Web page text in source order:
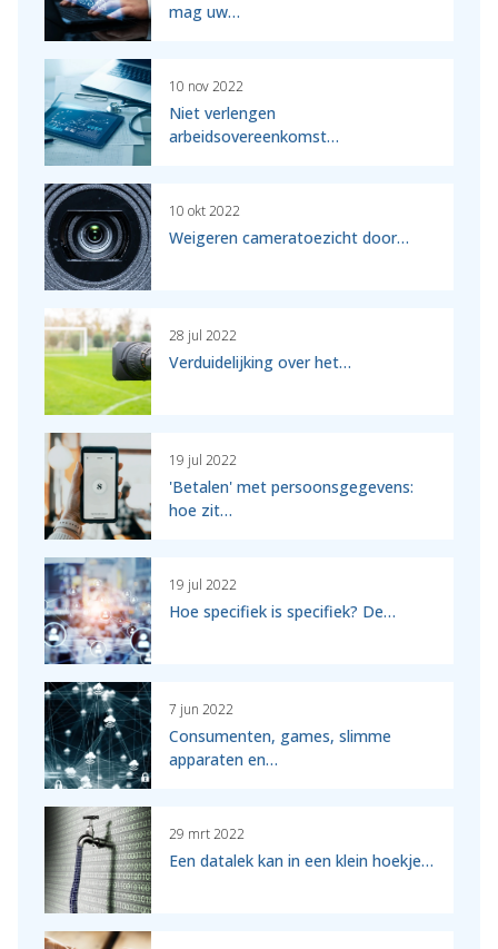
mag uw…
10 nov 2022
Niet verlengen
arbeidsovereenkomst…
10 okt 2022
Weigeren cameratoezicht door…
28 jul 2022
Verduidelijking over het…
19 jul 2022
'Betalen' met persoonsgegevens:
hoe zit…
19 jul 2022
Hoe specifiek is specifiek? De…
7 jun 2022
Consumenten, games, slimme
apparaten en…
29 mrt 2022
Een datalek kan in een klein hoekje…